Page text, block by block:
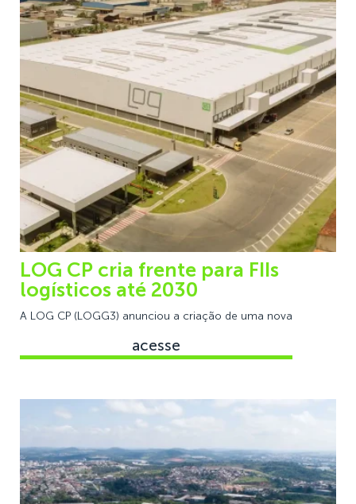
LOG CP cria frente para FIIs
logísticos até 2030
A LOG CP (LOGG3) anunciou a criação de uma nova
acesse